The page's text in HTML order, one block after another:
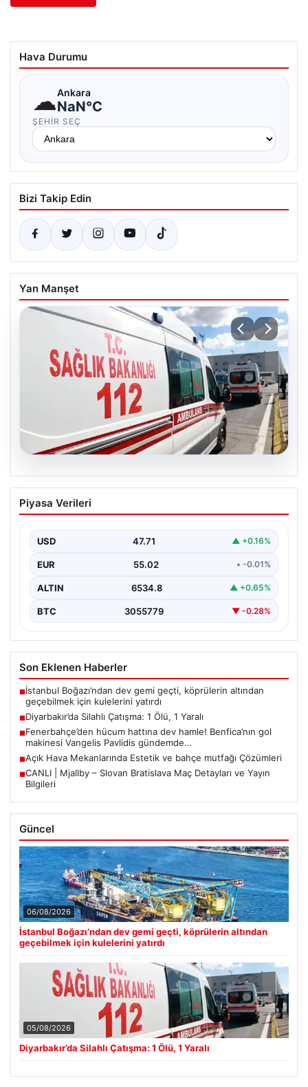
Hava Durumu
☁Ankara
NaN°C
ŞEHIR SEÇ
Bizi Takip Edin
Yan Manşet
Diyarbakır’da Silahlı Çatışma: 1 Ölü, 1
Yaralı
bölge sakinlerini korkuttu. Olay, iki grup arasında
uzun…
Piyasa Verileri
USD 47.71 ▲ +0.16%
EUR 55.02 • -0.01%
ALTIN 6534.8 ▲ +0.65%
BTC 3055779 ▼ -0.28%
Son Eklenen Haberler
■İstanbul Boğazı’ndan dev gemi geçti, köprülerin altından
geçebilmek için kulelerini yatırdı
■Diyarbakır’da Silahlı Çatışma: 1 Ölü, 1 Yaralı
■Fenerbahçe’den hücum hattına dev hamle! Benfica’nın gol
makinesi Vangelis Pavlidis gündemde…
■Açık Hava Mekanlarında Estetik ve bahçe mutfağı Çözümleri
■CANLI | Mjallby – Slovan Bratislava Maç Detayları ve Yayın
Bilgileri
Güncel
06/08/2026
İstanbul Boğazı’ndan dev gemi geçti, köprülerin altından
geçebilmek için kulelerini yatırdı
05/08/2026
Diyarbakır’da Silahlı Çatışma: 1 Ölü, 1 Yaralı